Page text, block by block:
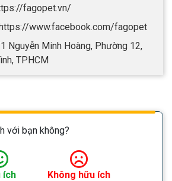
fagopet.vn/
www.facebook.com/fagopet
Nguyễn Minh Hoàng, Phường 12,
TPHCM
với bạn không?
ích Không hữu ích